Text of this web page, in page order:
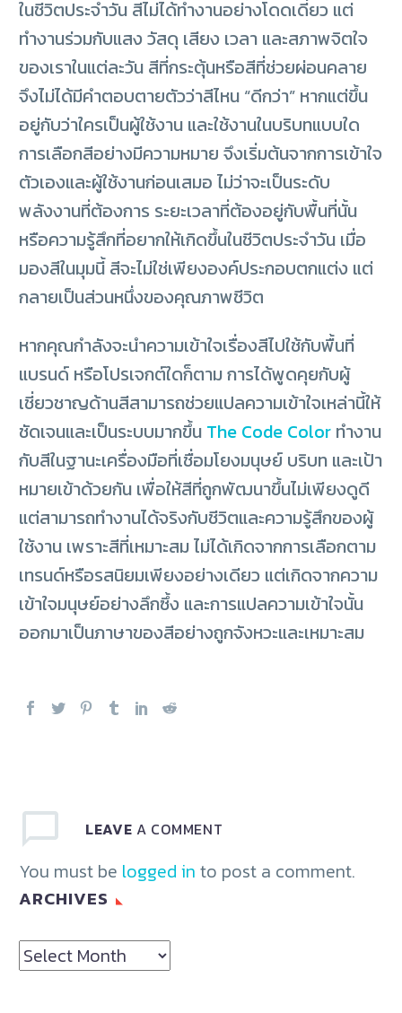
ในชีวิตประจำวัน สีไม่ได้ทำงานอย่างโดดเดี่ยว แต่
ทำงานร่วมกับแสง วัสดุ เสียง เวลา และสภาพจิตใจ
ของเราในแต่ละวัน สีที่กระตุ้นหรือสีที่ช่วยผ่อนคลาย
จึงไม่ได้มีคำตอบตายตัวว่าสีไหน “ดีกว่า” หากแต่ขึ้น
อยู่กับว่าใครเป็นผู้ใช้งาน และใช้งานในบริบทแบบใด
การเลือกสีอย่างมีความหมาย จึงเริ่มต้นจากการเข้าใจ
ตัวเองและผู้ใช้งานก่อนเสมอ ไม่ว่าจะเป็นระดับ
พลังงานที่ต้องการ ระยะเวลาที่ต้องอยู่กับพื้นที่นั้น
หรือความรู้สึกที่อยากให้เกิดขึ้นในชีวิตประจำวัน เมื่อ
มองสีในมุมนี้ สีจะไม่ใช่เพียงองค์ประกอบตกแต่ง แต่
กลายเป็นส่วนหนึ่งของคุณภาพชีวิต
หากคุณกำลังจะนำความเข้าใจเรื่องสีไปใช้กับพื้นที่
แบรนด์ หรือโปรเจกต์ใดก็ตาม การได้พูดคุยกับผู้
เชี่ยวชาญด้านสีสามารถช่วยแปลความเข้าใจเหล่านี้ให้
ชัดเจนและเป็นระบบมากขึ้น The Code Color ทำงาน
กับสีในฐานะเครื่องมือที่เชื่อมโยงมนุษย์ บริบท และเป้า
หมายเข้าด้วยกัน เพื่อให้สีที่ถูกพัฒนาขึ้นไม่เพียงดูดี
แต่สามารถทำงานได้จริงกับชีวิตและความรู้สึกของผู้
ใช้งาน เพราะสีที่เหมาะสม ไม่ได้เกิดจากการเลือกตาม
เทรนด์หรือรสนิยมเพียงอย่างเดียว แต่เกิดจากความ
เข้าใจมนุษย์อย่างลึกซึ้ง และการแปลความเข้าใจนั้น
ออกมาเป็นภาษาของสีอย่างถูกจังหวะและเหมาะสม
LEAVE A COMMENT
You must be logged in to post a comment.
ARCHIVES
Archives